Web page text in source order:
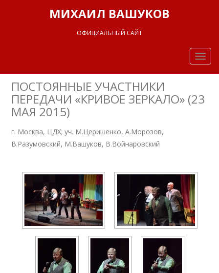
МИХАИЛ ВАШУКОВ
ОФИЦИАЛЬНЫЙ САЙТ
ПОСТОЯННЫЕ УЧАСТНИКИ
ПЕРЕДАЧИ «КРИВОЕ ЗЕРКАЛО» (23
МАЯ 2015)
г. Москва, ЦДХ; уч. М.Церишенко, А.Морозов,
В.Разумовский, М.Вашуков, В.Войнаровский